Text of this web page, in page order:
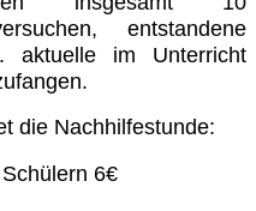
entstandene
aktuelle im Unterricht
die Nachhilfestunde:
6€